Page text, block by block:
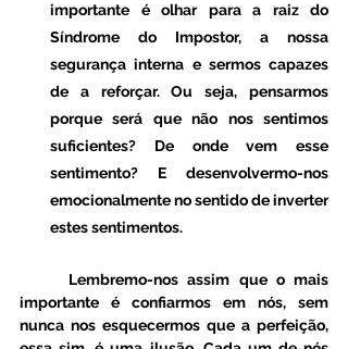
importante é olhar para a raiz do
Síndrome do Impostor, a nossa
segurança interna e sermos capazes
de a reforçar. Ou seja, pensarmos
porque será que não nos sentimos
suficientes? De onde vem esse
sentimento? E desenvolvermo-nos
emocionalmente no sentido de inverter
estes sentimentos.
importante é confiarmos em nós, sem
nunca nos esquecermos que a perfeição,